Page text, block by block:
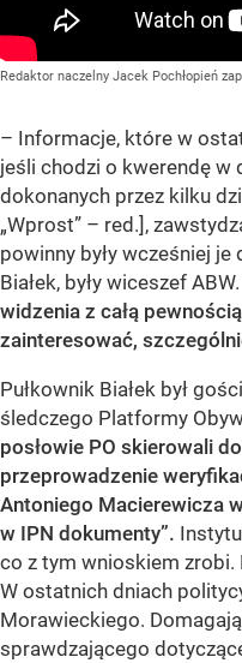
Redaktor naczelny Jacek Pochłopień
– Informacje, które w
jeśli chodzi o kwerendę
dokonanych przez kilku
„Wprost” – red.],
powinny były wcześniej je
Białek, były wiceszef
widzenia z całą
zainteresować,
Pułkownik Białek był
śledczego Platformy
posłowie PO skierowali
przeprowadzenie
Antoniego Macierewicza
w IPN dokumenty”.
co z tym wnioskiem zrobi.
W ostatnich dniach
Morawieckiego.
sprawdzającego